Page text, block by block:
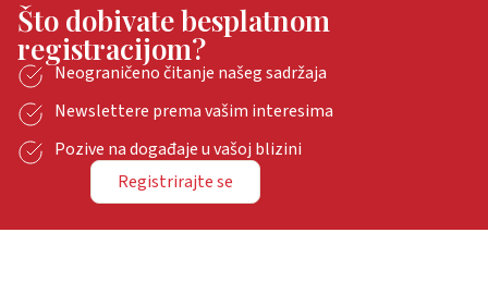
Što dobivate besplatnom
registracijom?
Neograničeno čitanje našeg sadržaja
Newslettere prema vašim interesima
Pozive na događaje u vašoj blizini
Registrirajte se